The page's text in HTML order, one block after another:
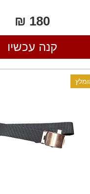
180 ₪
קנה עכשיו